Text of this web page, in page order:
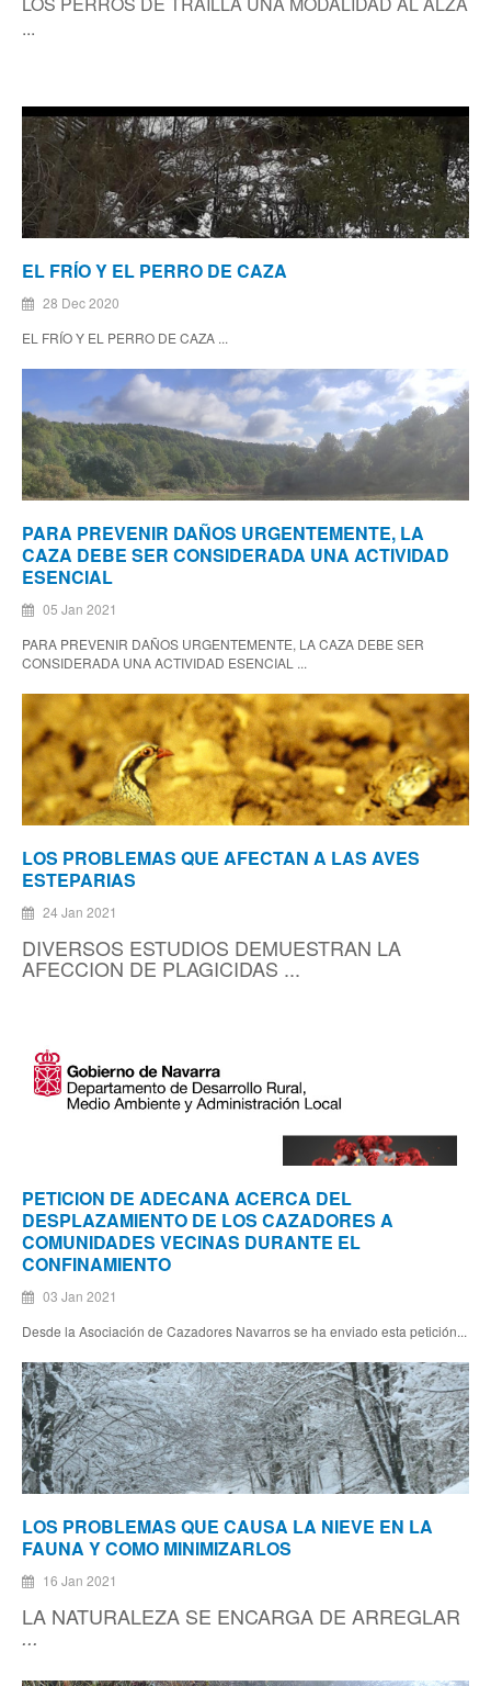
...
EL FRÍO Y EL PERRO DE CAZA
28 Dec 2020
EL FRÍO Y EL PERRO DE CAZA ...
PARA PREVENIR DAÑOS URGENTEMENTE, LA
CAZA DEBE SER CONSIDERADA UNA ACTIVIDAD
ESENCIAL
05 Jan 2021
PARA PREVENIR DAÑOS URGENTEMENTE, LA CAZA DEBE SER
CONSIDERADA UNA ACTIVIDAD ESENCIAL ...
LOS PROBLEMAS QUE AFECTAN A LAS AVES
ESTEPARIAS
24 Jan 2021
DIVERSOS ESTUDIOS DEMUESTRAN LA
AFECCION DE PLAGICIDAS ...
PETICION DE ADECANA ACERCA DEL
DESPLAZAMIENTO DE LOS CAZADORES A
COMUNIDADES VECINAS DURANTE EL
CONFINAMIENTO
03 Jan 2021
Desde la Asociación de Cazadores Navarros se ha enviado esta petición...
LOS PROBLEMAS QUE CAUSA LA NIEVE EN LA
FAUNA Y COMO MINIMIZARLOS
16 Jan 2021
LA NATURALEZA SE ENCARGA DE ARREGLAR
...